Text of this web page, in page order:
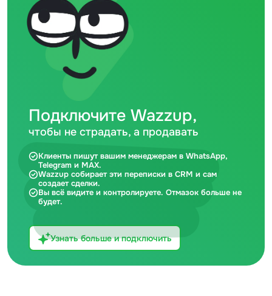
Подключите Wazzup,
чтобы не страдать, а продавать
Клиенты пишут вашим менеджерам в WhatsApp,
Telegram и MAX.
Wazzup собирает эти переписки в CRM и сам
создает сделки.
Вы всё видите и контролируете. Отмазок больше не
будет.
Узнать больше и подключить